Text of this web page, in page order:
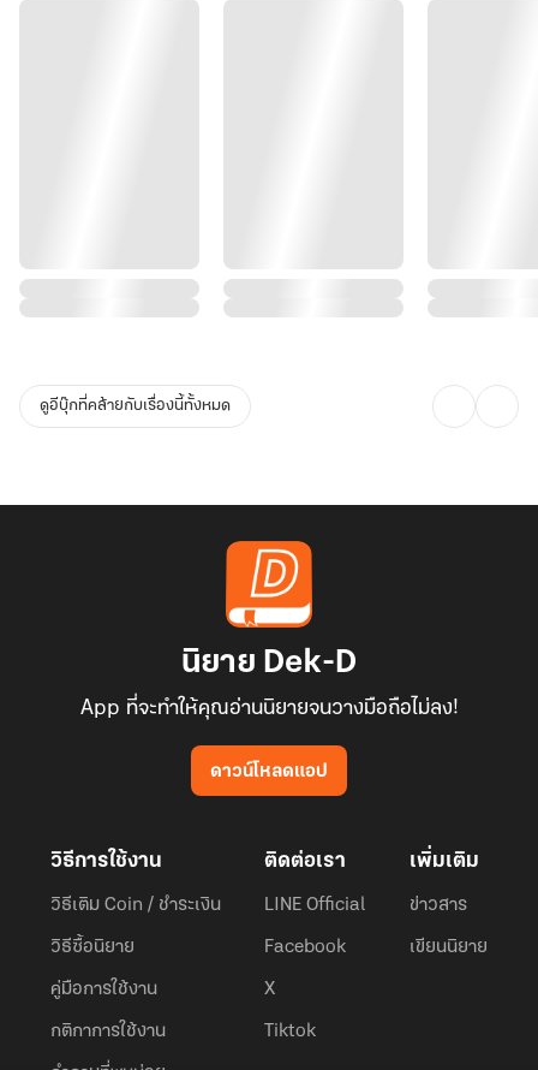
ดูอีบุ๊กที่คล้ายกับเรื่องนี้ทั้งหมด
นิยาย Dek-D
App ที่จะทำให้คุณอ่านนิยายจนวางมือถือไม่ลง!
ดาวน์โหลดแอป
วิธีการใช้งาน
วิธีเติม Coin / ชำระเงิน
วิธีซื้อนิยาย
คู่มือการใช้งาน
กติกาการใช้งาน
ติดต่อเรา
LINE Official
Facebook
X
Tiktok
เพิ่มเติม
ข่าวสาร
เขียนนิยาย